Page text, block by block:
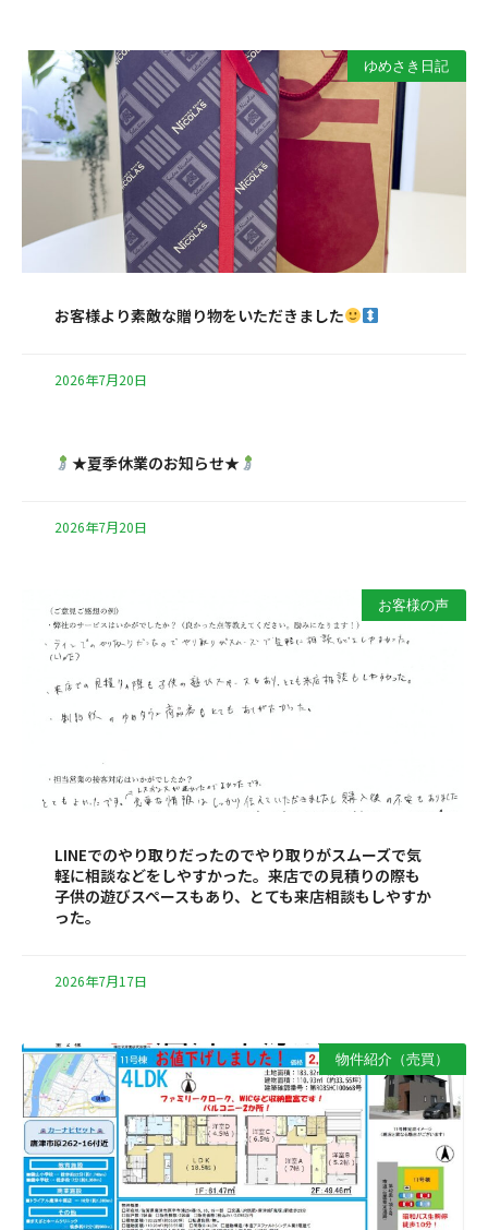
ゆめさき日記
お客様より素敵な贈り物をいただきました
2026年7月20日
★夏季休業のお知らせ★
2026年7月20日
お客様の声
LINEでのやり取りだったのでやり取りがスムーズで気
軽に相談などをしやすかった。来店での見積りの際も
子供の遊びスペースもあり、とても来店相談もしやすか
った。
2026年7月17日
物件紹介（売買）